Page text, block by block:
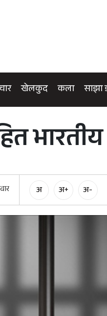
खेलकुद कला साझा
भारतीय
अ अ+ अ-